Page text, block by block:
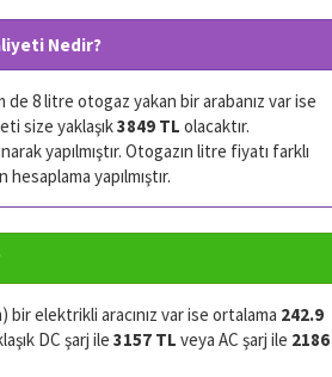
Nedir?
de 8 litre otogaz yakan bir arabanız var ise
size yaklaşık3849 TL olacaktır.
yapılmıştır. Otogazın litre fiyatı farklı
yapılmıştır.
elektrikli aracınız var ise ortalama 242.9
DC şarj ile 3157 TL veya AC şarj ile 2186